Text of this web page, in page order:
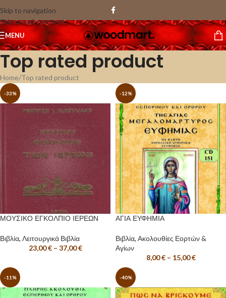
Skip to navigation
Skip to main content
MENU
Top rated product
Home Top rated product
-33%
ΜΟΥΣΙΚΟ ΕΓΚΟΛΠΙΟ ΙΕΡΕΩΝ
Βιβλία, Λειτουργικά Βιβλία
23,00€ – 37,00€
-12%
ΑΓΙΑ ΕΥΦΗΜΙΑ
Βιβλία, Ακολουθίες Εορτών &
Αγίων
8,00€ – 15,00€
-11% -40%